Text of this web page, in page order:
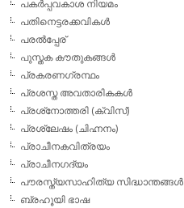
പകര്‍പ്പവകാശ നിയമം
പതിനെട്ടരക്കവികള്‍
പരല്‍പ്പേര്
പുസ്തക കൗതുകങ്ങള്‍
പ്രകരണഗ്രന്ഥം
പ്രശസ്ത അവതാരികകള്‍
പ്രശ്‌നോത്തരി (ക്വിസ്)
പ്രശ്ലേഷം (ചിഹ്നനം)
പ്രാചീനകവിത്രയം
പ്രാചീനഗദ്യം
പൗരസ്ത്യസാഹിത്യ സിദ്ധാന്തങ്ങള്‍
ബ്രഹൂയി ഭാഷ